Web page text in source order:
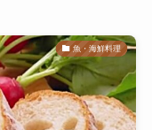
魚・海鮮料理